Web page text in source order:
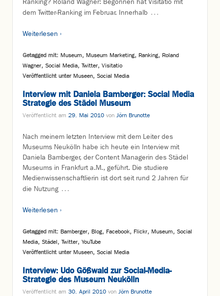
dem Twitter-Ranking im Februar. Innerhalb …
Weiterlesen ›
Getagged mit: Museum, Museum Marketing, Ranking, Roland
Wagner, Social Media, Twitter, Visitatio
Veröffentlicht unter Museen, Social Media
Interview mit Daniela Bamberger: Social Media
Strategie des Städel Museum
Veröffentlicht am 29. Mai 2010 von Jörn Brunotte
Nach meinem letzten Interview mit dem Leiter des
Museums Neukölln habe ich heute ein Interview mit
Daniela Bamberger, der Content Managerin des Städel
Museums in Frankfurt a.M., geführt. Die studiere
Medienwissenschaftlierin ist dort seit rund 2 Jahren für
die Nutzung …
Weiterlesen ›
Getagged mit: Bamberger, Blog, Facebook, Flickr, Museum, Social
Media, Städel, Twitter, YouTube
Veröffentlicht unter Museen, Social Media
Interview: Udo Gößwald zur Social-Media-
Strategie des Museum Neukölln
Veröffentlicht am 30. April 2010 von Jörn Brunotte